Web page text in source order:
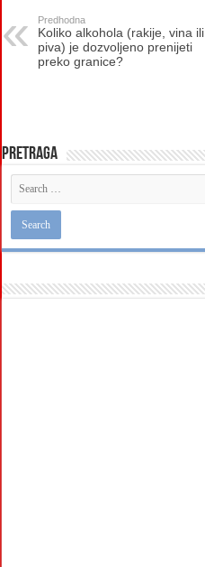
Predhodna
Koliko alkohola (rakije, vina ili
piva) je dozvoljeno prenijeti
preko granice?
Pretraga